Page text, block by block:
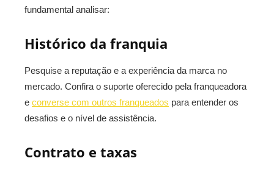
fundamental analisar:
Histórico da franquia
Pesquise a reputação e a experiência da marca no
mercado. Confira o suporte oferecido pela franqueadora
e converse com outros franqueados para entender os
desafios e o nível de assistência.
Contrato e taxas